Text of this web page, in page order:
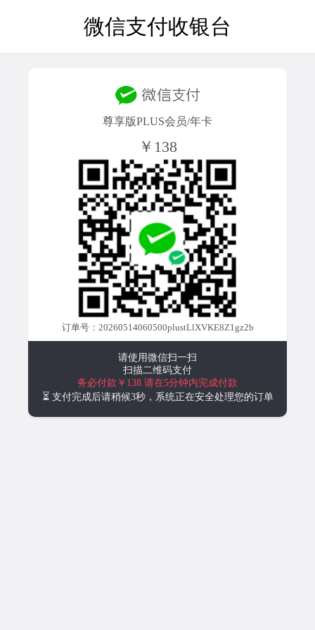
微信支付收银台
尊享版PLUS会员/年卡
￥138
订单号：20260514060500plustLlXVKE8Z1gz2b
请使用微信扫一扫
扫描二维码支付
务必付款￥138 请在5分钟内完成付款
⏳ 支付完成后请稍候3秒，系统正在安全处理您的订单